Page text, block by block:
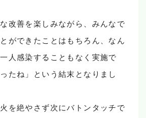
改善を楽しみながら、みんなで
ができたことはもちろん、なん
人感染することもなく実施で
たね」という結末となりまし
を絶やさず次にバトンタッチで